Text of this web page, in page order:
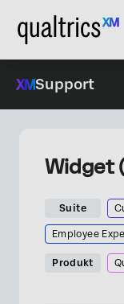
Support
Widget
Suite
Employee
Produkt